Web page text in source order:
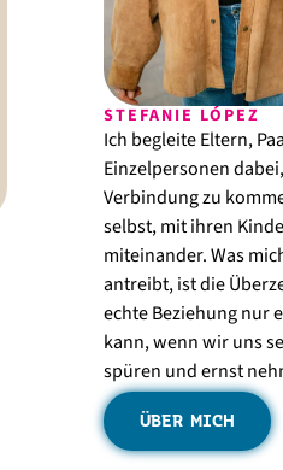
STEFANIE LÓPEZ
Ich begleite Eltern,
Einzelpersonen
Verbindung zu
selbst, mit ihren
miteinander. Was
antreibt, ist die
echte Beziehung nur
kann, wenn wir uns
spüren und ernst
ÜBER MICH